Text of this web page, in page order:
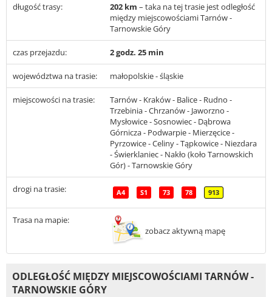
długość trasy: 202 km – taka na tej trasie jest odległość
między miejscowościami Tarnów -
Tarnowskie Góry
czas przejazdu: 2 godz. 25 min
województwa na trasie: małopolskie - śląskie
miejscowości na trasie:
Tarnów - Kraków - Balice - Rudno -
Trzebinia - Chrzanów - Jaworzno -
Mysłowice - Sosnowiec - Dąbrowa
Górnicza - Podwarpie - Mierzęcice -
Pyrzowice - Celiny - Tąpkowice - Niezdara
- Świerklaniec - Nakło (koło Tarnowskich
Gór) - Tarnowskie Góry
drogi na trasie: A4 S1 73 78 913
Trasa na mapie:
zobacz aktywną mapę
ODLEGŁOŚĆ MIĘDZY MIEJSCOWOŚCIAMI TARNÓW -
TARNOWSKIE GÓRY